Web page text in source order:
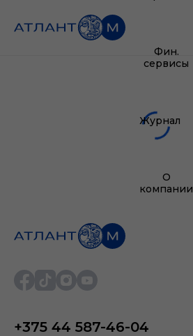
Фин.
сервисы
Журнал
О
компании
+375 44 587-46-04